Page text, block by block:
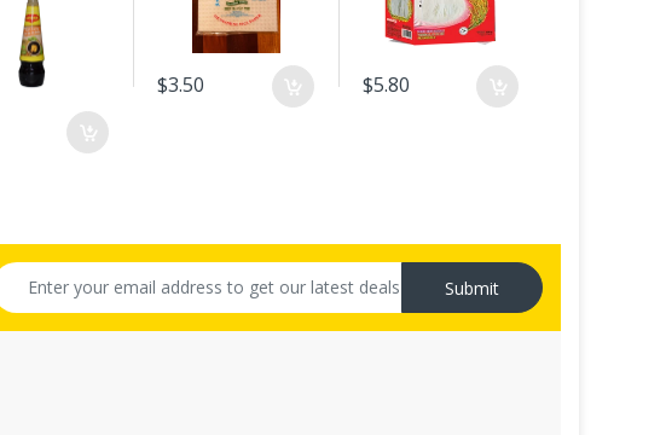
$3.50 $5.80
Submit